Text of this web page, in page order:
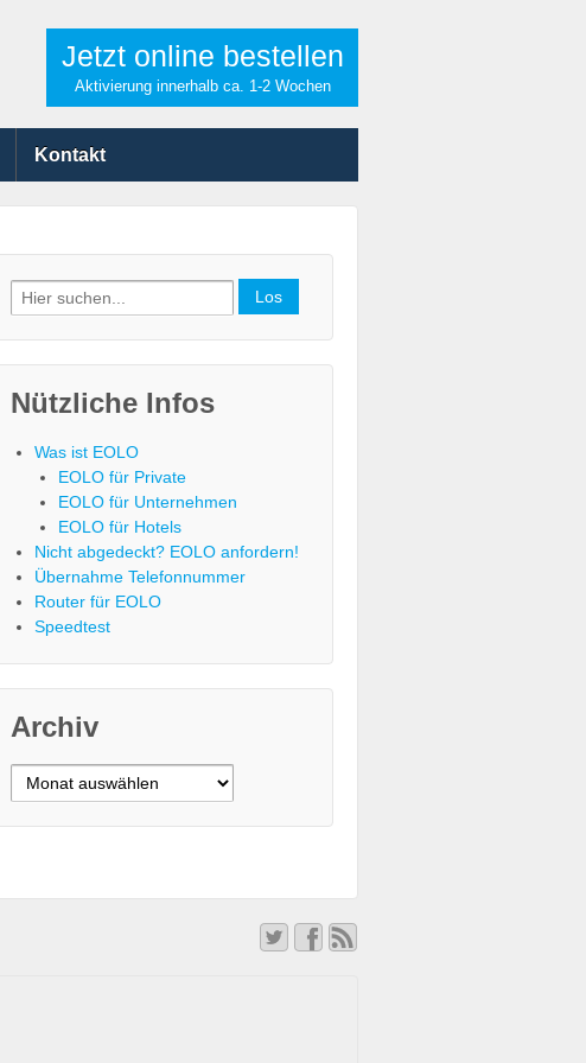
Jetzt online bestellen
Aktivierung innerhalb ca. 1-2 Wochen
Kontakt
Search
for:
Nützliche Infos
Was ist EOLO
EOLO für Private
EOLO für Unternehmen
EOLO für Hotels
Nicht abgedeckt? EOLO anfordern!
Übernahme Telefonnummer
Router für EOLO
Speedtest
Archiv
Archiv